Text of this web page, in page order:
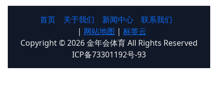
首页 关于我们 新闻中心
联系我们
| 网站地图 | 标签云
Copyright © 2026 金年会体育 All Rights Reserved
ICP备73301192号-93